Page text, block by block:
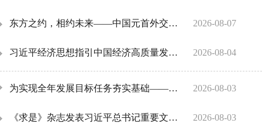
2026-08-07
东方之约，相约未来——中国元首外交的世界情怀与大国气派
2026-08-04
习近平经济思想指引中国经济高质量发展行稳致远
2026-08-03
为实现全年发展目标任务夯实基础——习近平总书记引领“十五五”开局之年中国经济破浪前行
2026-08-03
《求是》杂志发表习近平总书记重要文章《加快建设健康中国》